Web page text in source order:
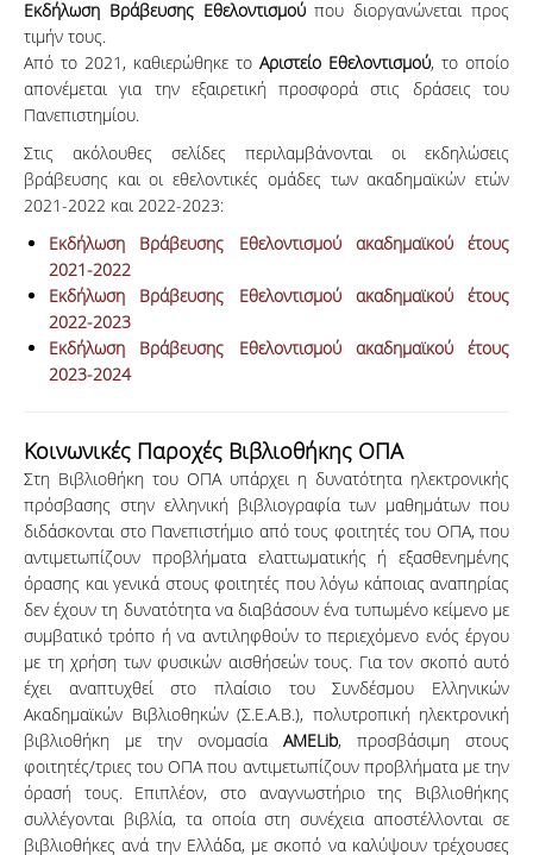
Εκδήλωση Βράβευσης Εθελοντισμούπου διοργανώνεται προς
τιμήν τους.
Από το 2021, καθιερώθηκε το Αριστείο Εθελοντισμού, το οποίο
απονέμεται για την εξαιρετική προσφορά στις δράσεις του
Πανεπιστημίου.
Στις ακόλουθες σελίδες περιλαμβάνονται οι εκδηλώσεις
βράβευσης και οι εθελοντικές ομάδες των ακαδημαϊκών ετών
2021-2022 και 2022-2023:
Εκδήλωση Βράβευσης Εθελοντισμού ακαδημαϊκού έτους
2021-2022
Εκδήλωση Βράβευσης Εθελοντισμού ακαδημαϊκού έτους
2022-2023
Εκδήλωση Βράβευσης Εθελοντισμού ακαδημαϊκού έτους
2023-2024
Κοινωνικές Παροχές Βιβλιοθήκης ΟΠΑ
Στη Βιβλιοθήκη του ΟΠΑ υπάρχει η δυνατότητα ηλεκτρονικής
πρόσβασης στην ελληνική βιβλιογραφία των μαθημάτων που
διδάσκονται στο Πανεπιστήμιο από τους φοιτητές του ΟΠΑ, που
αντιμετωπίζουν προβλήματα ελαττωματικής ή εξασθενημένης
όρασης και γενικά στους φοιτητές που λόγω κάποιας αναπηρίας
δεν έχουν τη δυνατότητα να διαβάσουν ένα τυπωμένο κείμενο με
συμβατικό τρόπο ή να αντιληφθούν το περιεχόμενο ενός έργου
με τη χρήση των φυσικών αισθήσεών τους. Για τον σκοπό αυτό
έχει αναπτυχθεί στο πλαίσιο του Συνδέσμου Ελληνικών
Ακαδημαϊκών Βιβλιοθηκών (Σ.Ε.Α.Β.), πολυτροπική ηλεκτρονική
βιβλιοθήκη με την ονομασία AMELib, προσβάσιμη στους
φοιτητές/τριες του ΟΠΑ που αντιμετωπίζουν προβλήματα με την
όρασή τους. Επιπλέον, στο αναγνωστήριο της Βιβλιοθήκης
συλλέγονται βιβλία, τα οποία στη συνέχεια αποστέλλονται σε
βιβλιοθήκες ανά την Ελλάδα, με σκοπό να καλύψουν τρέχουσες